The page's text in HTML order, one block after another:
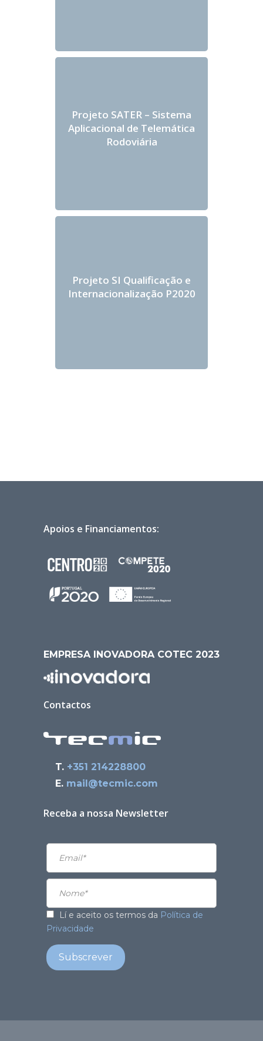
Projeto SATER – Sistema
Aplicacional de Telemática
Rodoviária
Projeto SI Qualificação e
Internacionalização P2020
Apoios e Financiamentos:
EMPRESA INOVADORA COTEC 2023
Contactos
T. +351 214228800
E. mail@tecmic.com
Receba a nossa Newsletter
Lí e aceito os termos da Política de
Privacidade